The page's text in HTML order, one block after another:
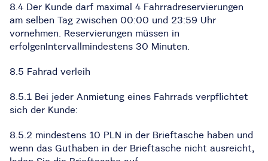
8.4 Der Kunde darf maximal 4 Fahrradreservierungen
am selben Tag zwischen 00:00 und 23:59 Uhr
vornehmen. Reservierungen müssen in
erfolgenIntervallmindestens 30 Minuten.
8.5 Fahrad verleih
8.5.1 Bei jeder Anmietung eines Fahrrads verpflichtet
sich der Kunde:
8.5.2 mindestens 10 PLN in der Brieftasche haben und
wenn das Guthaben in der Brieftasche nicht ausreicht,